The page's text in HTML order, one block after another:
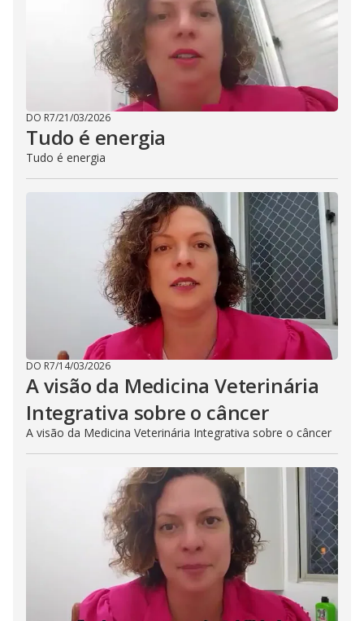
DO R7/21/03/2026
Tudo é energia
Tudo é energia
DO R7/14/03/2026
A visão da Medicina Veterinária
Integrativa sobre o câncer
A visão da Medicina Veterinária Integrativa sobre o câncer